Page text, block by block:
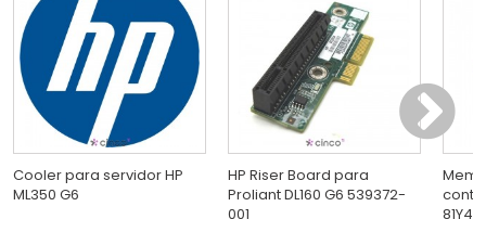
Cooler para servidor HP
ML350 G6
HP Riser Board para
Proliant DL160 G6 539372-
001